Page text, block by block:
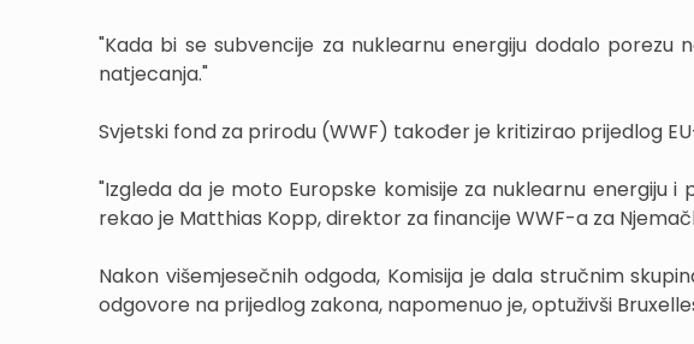
"Kada bi se subvencije za nuklearnu energiju dodalo porezu
natjecanja."
Svjetski fond za prirodu (WWF) također je kritizirao prijedlog
"Izgleda da je moto Europske komisije za nuklearnu energiju
rekao je Matthias Kopp, direktor za financije WWF-a za
Nakon višemjesečnih odgoda, Komisija je dala stručnim
odgovore na prijedlog zakona, napomenuo je, optuživši